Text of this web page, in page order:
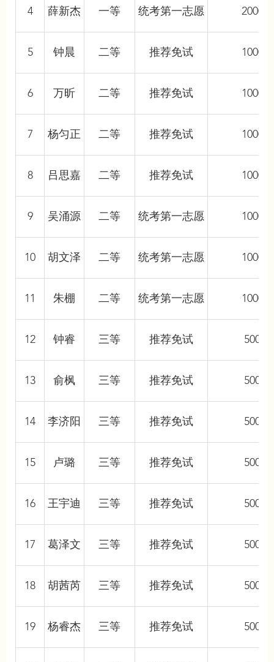
4 薛新杰 一等 统考第一志愿 20000
5 钟晨 二等 推荐免试 10000
6 万昕 二等 推荐免试 10000
7 杨匀正 二等 推荐免试 10000
8 吕思嘉 二等 推荐免试 10000
9 吴涌源 二等 统考第一志愿 10000
10 胡文泽 二等 统考第一志愿 10000
11 朱棚 二等 统考第一志愿 10000
12 钟睿 三等 推荐免试 5000
13 俞枫 三等 推荐免试 5000
14 李济阳 三等 推荐免试 5000
15 卢璐 三等 推荐免试 5000
16 王宇迪 三等 推荐免试 5000
17 葛泽文 三等 推荐免试 5000
18 胡茜芮 三等 推荐免试 5000
19 杨睿杰 三等 推荐免试 5000